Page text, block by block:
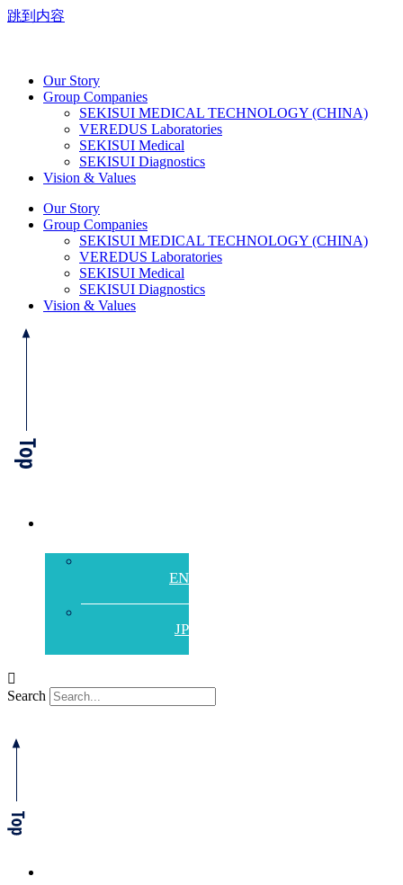
跳到内容
Our Story
Group Companies
SEKISUI MEDICAL TECHNOLOGY (CHINA)
VEREDUS Laboratories
SEKISUI Medical
SEKISUI Diagnostics
Vision & Values
Our Story
Group Companies
SEKISUI MEDICAL TECHNOLOGY (CHINA)
VEREDUS Laboratories
SEKISUI Medical
SEKISUI Diagnostics
Vision & Values
Search